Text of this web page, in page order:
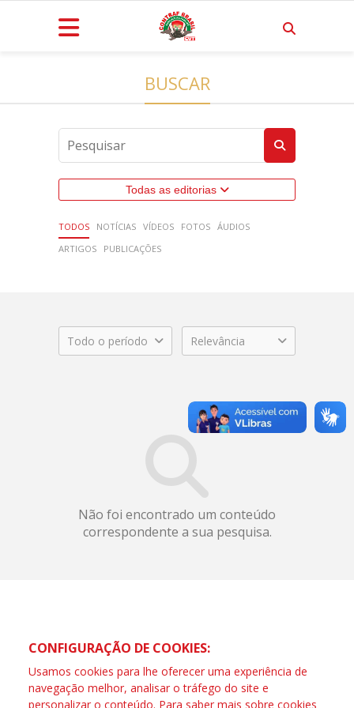
BUSCAR
Todas as editorias
TODOS NOTÍCIAS VÍDEOS FOTOS ÁUDIOS
ARTIGOS
PUBLICAÇÕES
Todo o período Relevância
Não foi encontrado um conteúdo
correspondente a sua pesquisa.
CONFIGURAÇÃO DE COOKIES:
Usamos cookies para lhe oferecer uma experiência de
navegação melhor, analisar o tráfego do site e
personalizar o conteúdo. Para saber mais sobre cookies